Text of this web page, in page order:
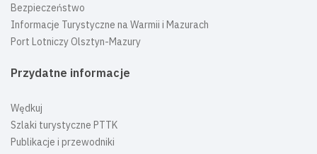
Bezpieczeństwo
Informacje Turystyczne na Warmii i Mazurach
Port Lotniczy Olsztyn-Mazury
Przydatne informacje
Wędkuj
Szlaki turystyczne PTTK
Publikacje i przewodniki